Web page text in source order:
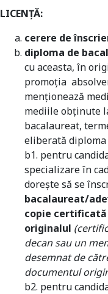
LICENŢĂ:
cerere de
diploma de
cu aceasta, în
promoţia
menţionează
mediile obţinute
bacalaureat,
eliberată diploma
b1. pentru
specializare în
dorește să se
bacalaureat/
copie
originalul
decan sau un
desemnat de
documentul
b2. pentru